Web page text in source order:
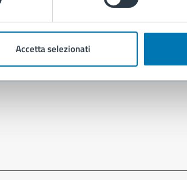
Accetta selezionati